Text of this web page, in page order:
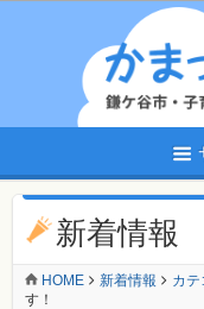
新着情報
HOME 新着情報 カ
す！